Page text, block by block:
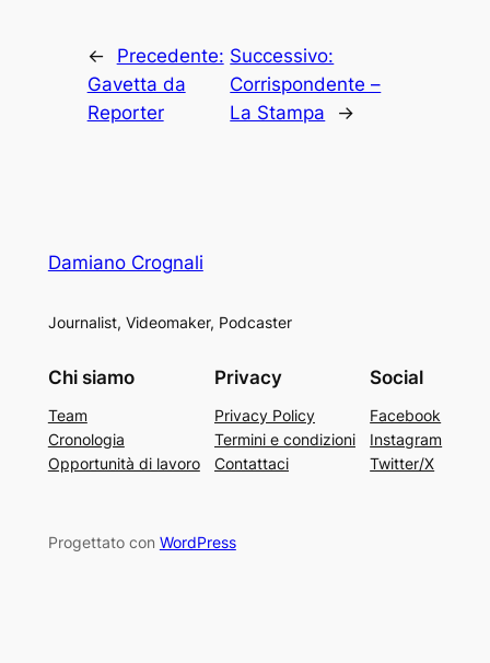
←
Precedente:
Gavetta da
Reporter
Successivo:
Corrispondente –
La Stampa
→
Damiano Crognali
Journalist, Videomaker, Podcaster
Chi siamo
Team
Cronologia
Opportunità di lavoro
Privacy
Privacy Policy
Termini e condizioni
Contattaci
Social
Facebook
Instagram
Twitter/X
Progettato con WordPress